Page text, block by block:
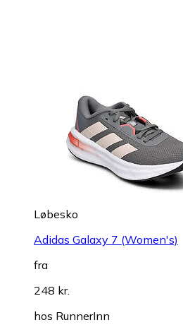
Løbesko
Adidas Galaxy 7 (Women's)
fra
248 kr.
hos RunnerInn